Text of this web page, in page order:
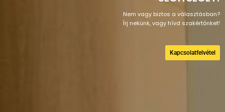
Nem vagy biztos a választásban?
Írj nekünk, vagy hívd szakértőnket!
Kapcsolatfelvétel